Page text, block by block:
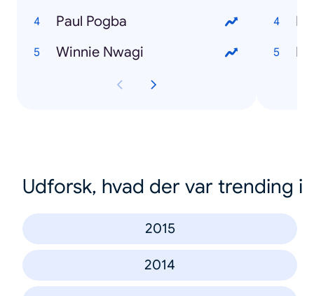
Paul Pogba
Winnie Nwagi
Udforsk, hvad der var trending i
2015
2014